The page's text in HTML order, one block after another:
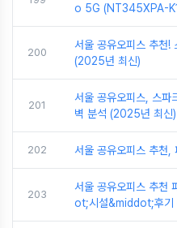
o 5G (NT345XPA-
200
서울 공유오피스 추천!
(2025년 최신)
201
서울 공유오피스, 스파
벽 분석 (2025년 최신)
202 서울 공유오피스 추천,
203
서울 공유오피스 추천
ot;시설&middot;후기